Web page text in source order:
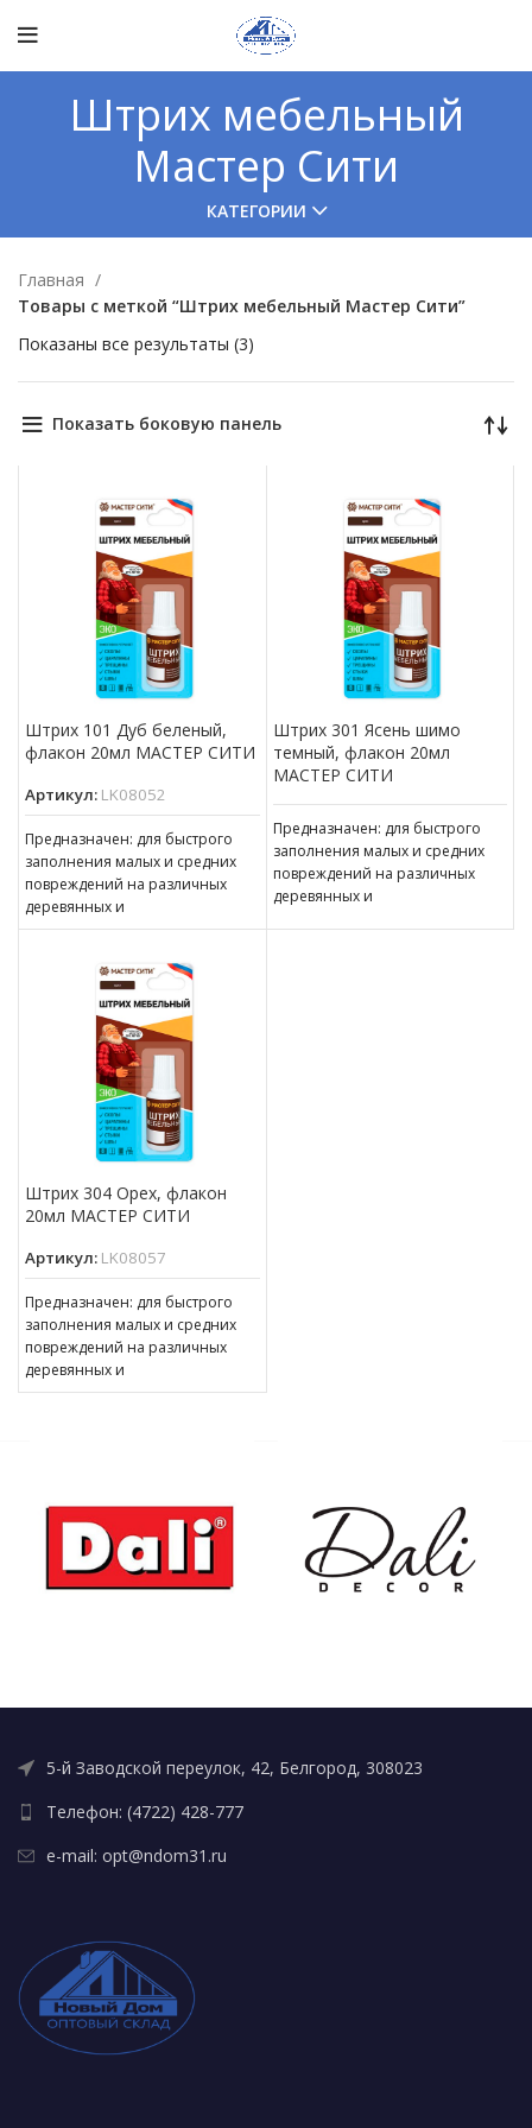
Штрих мебельный
Мастер Сити
КАТЕГОРИИ
Главная
Товары с меткой “Штрих мебельный Мастер Сити”
Показаны все результаты (3)
Показать боковую панель
Штрих 101 Дуб беленый,
флакон 20мл МАСТЕР СИТИ
Артикул: LK08052
Предназначен: для быстрого
заполнения малых и средних
повреждений на различных
деревянных и
пластиковых поверхностях,
эксплуатации. Виды
поверхностей: МДФ, ЛДСП,
Штрих 301 Ясень шимо
темный, флакон 20мл
МАСТЕР СИТИ
Предназначен: для быстрого
заполнения малых и средних
повреждений на различных
деревянных и
Штрих 304 Орех, флакон
20мл МАСТЕР СИТИ
Артикул: LK08057
Предназначен: для быстрого
заполнения малых и средних
повреждений на различных
деревянных и
пластиковых поверхностях,
5-й Заводской переулок, 42, Белгород, 308023
Телефон: (4722) 428-777
e-mail: opt@ndom31.ru